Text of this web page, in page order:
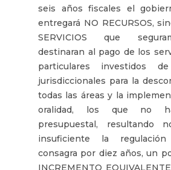
seis años fiscales el
entregará NO RECURSOS,
SERVICIOS que
destinaran al pago de los
particulares investidos
jurisdiccionales para la
todas las áreas y la
oralidad, los que no
presupuestal, resultando
insuficiente la
consagra por diez años, un
INCREMENTO